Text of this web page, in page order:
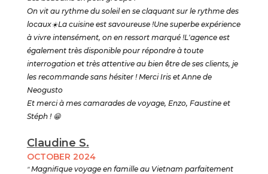
On vit au rythme du soleil en se claquant sur le rythme des
locaux☀️La cuisine est savoureuse !Une superbe expérience
à vivre intensément, on en ressort marqué !L'agence est
également très disponible pour répondre à toute
interrogation et très attentive au bien être de ses clients, je
les recommande sans hésiter ! Merci Iris et Anne de
Neogusto
Et merci à mes camarades de voyage, Enzo, Faustine et
Stéph ! 😁
Claudine S.
OCTOBER 2024
"Magnifique voyage en famille au Vietnam parfaitement